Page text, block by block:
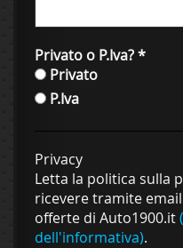
Privato o P.Iva?*
Privato
P.Iva
Privacy
Letta la politica sulla
ricevere tramite
offerte di Auto1900.it
dell'informativa).